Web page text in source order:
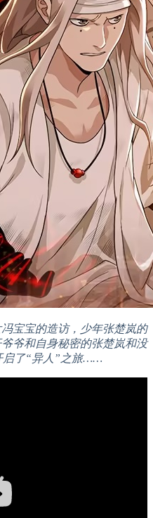
宝宝的造访，少年张楚岚的
爷和自身秘密的张楚岚和没
启了“异人”之旅……